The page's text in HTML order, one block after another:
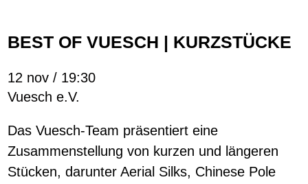
BEST OF VUESCH | KURZSTÜCKE
12 nov / 19:30
Vuesch e.V.
Das Vuesch-Team präsentiert eine
Zusammenstellung von kurzen und längeren
Stücken, darunter Aerial Silks, Chinese Pole